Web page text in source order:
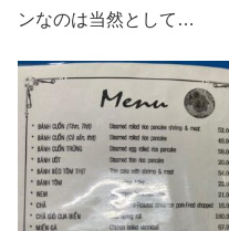
ンなのは当然として…